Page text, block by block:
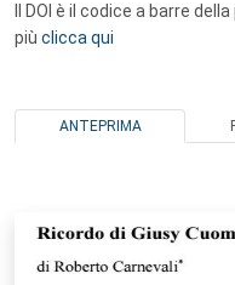
Il DOI è il codice a barre
più clicca qui
ANTEPRIMA